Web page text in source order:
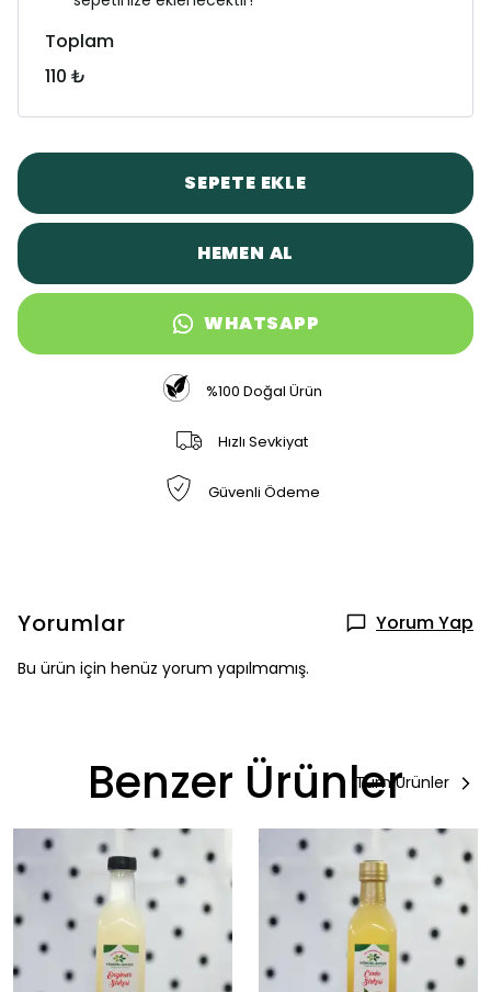
Toplam
110 ₺
SEPETE EKLE
HEMEN AL
WHATSAPP
%100 Doğal Ürün
Hızlı Sevkiyat
Güvenli Ödeme
Yorumlar Yorum Yap
Bu ürün için henüz yorum yapılmamış.
Benzer ÜrünlerTüm Ürünler